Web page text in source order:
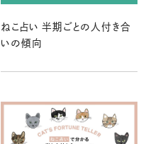
ねこ占い 半期ごとの人付き合
いの傾向